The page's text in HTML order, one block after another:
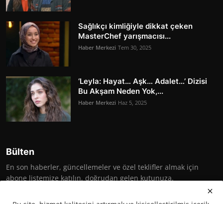
Sağlıkçı kimliğiyle dikkat çeken
MasterChef yarışmacısı...
Haber Merkezi Tem 30, 2025
‘Leyla: Hayat… Aşk… Adalet…’ Dizisi
Bu Akşam Neden Yok,...
Haber Merkezi Haz 5, 2025
Bülten
En son haberler, güncellemeler ve özel teklifler almak için
abone listemize katılın, doğrudan gelen kutunuza.
Abone Ol